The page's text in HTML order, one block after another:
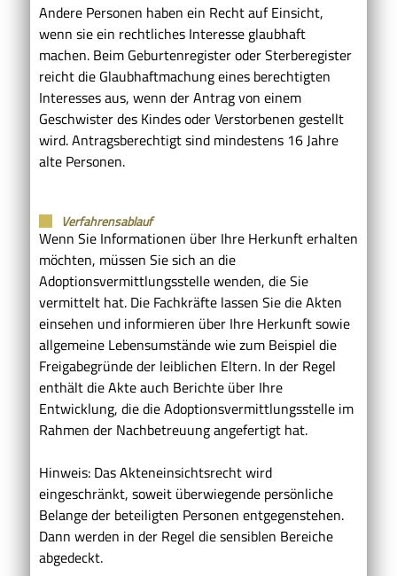
Andere Personen haben ein Recht auf Einsicht,
wenn sie ein rechtliches Interesse glaubhaft
machen. Beim Geburtenregister oder Sterberegister
reicht die Glaubhaftmachung eines berechtigten
Interesses aus, wenn der Antrag von einem
Geschwister des Kindes oder Verstorbenen gestellt
wird. Antragsberechtigt sind mindestens 16 Jahre
alte Personen.
Verfahrensablauf
Wenn Sie Informationen über Ihre Herkunft erhalten
möchten, müssen Sie sich an die
Adoptionsvermittlungsstelle wenden, die Sie
vermittelt hat. Die Fachkräfte lassen Sie die Akten
einsehen und informieren über Ihre Herkunft sowie
allgemeine Lebensumstände wie zum Beispiel die
Freigabegründe der leiblichen Eltern. In der Regel
enthält die Akte auch Berichte über Ihre
Entwicklung, die die Adoptionsvermittlungsstelle im
Rahmen der Nachbetreuung angefertigt hat.
Hinweis: Das Akteneinsichtsrecht wird
eingeschränkt, soweit überwiegende persönliche
Belange der beteiligten Personen entgegenstehen.
Dann werden in der Regel die sensiblen Bereiche
abgedeckt.